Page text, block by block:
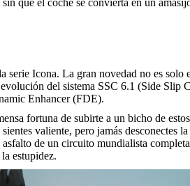
serie Icona. La gran novedad no es solo
del sistema SSC 6.1 (Side Slip
Enhancer (FDE).
fortuna de subirte a un bicho de
valiente, pero jamás desconectes
de un circuito mundialista
estupidez.